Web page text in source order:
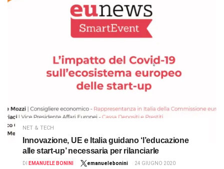
NET & TECH
Innovazione, UE e Italia guidano ‘l’educazione
alle start-up’ necessaria per rilanciarle
DI EMANUELE BONINI emanuelebonini 24 GIUGNO 2020